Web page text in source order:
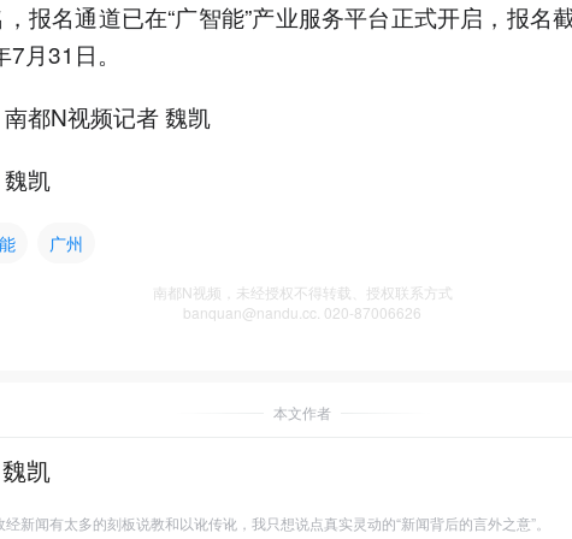
报名通道已在“广智能”产业服务平台正式开启，报名
月31日。
都N视频记者 魏凯
凯
广州
南都N视频，未经授权不得转载、授权联系方式
banquan@nandu.cc. 020-87006626
本文作者
魏凯
经新闻有太多的刻板说教和以讹传讹，我只想说点真实灵动的“新闻背后的言外之意”。